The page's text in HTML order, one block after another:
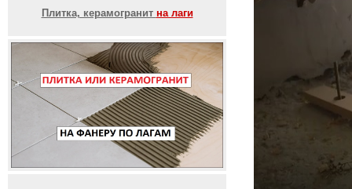
Плитка, керамогранит на лаги